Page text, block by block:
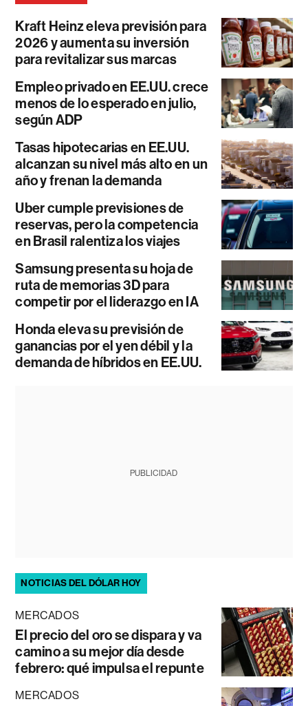
Kraft Heinz eleva previsión para
2026 y aumenta su inversión
para revitalizar sus marcas
Empleo privado en EE.UU. crece
menos de lo esperado en julio,
según ADP
Tasas hipotecarias en EE.UU.
alcanzan su nivel más alto en un
año y frenan la demanda
Uber cumple previsiones de
reservas, pero la competencia
en Brasil ralentiza los viajes
Samsung presenta su hoja de
ruta de memorias 3D para
competir por el liderazgo en IA
Honda eleva su previsión de
ganancias por el yen débil y la
demanda de híbridos en EE.UU.
PUBLICIDAD
NOTICIAS DEL DÓLAR HOY
MERCADOS
El precio del oro se dispara y va
camino a su mejor día desde
febrero: qué impulsa el repunte
MERCADOS